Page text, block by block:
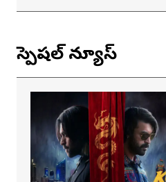
స్పెషల్ న్యూస్